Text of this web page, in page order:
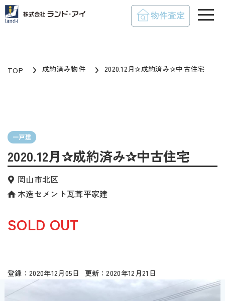
TOP 成約済み物件 2020.12月✰成約済み✰中古住宅
一戸建
2020.12月✰成約済み✰中古住宅
岡山市北区
木造セメント瓦葺平家建
SOLD OUT
2020年12月05日 2020年12月21日